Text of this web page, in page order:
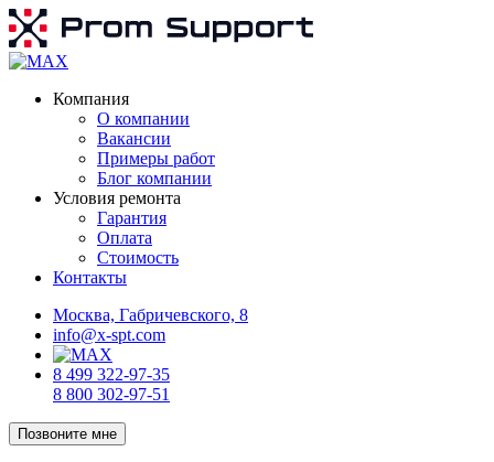
Компания
О компании
Вакансии
Примеры работ
Блог компании
Условия ремонта
Гарантия
Оплата
Стоимость
Контакты
Москва, Габричевского, 8
info@x-spt.com
8 499 322-97-35
8 800 302-97-51
Позвоните мне